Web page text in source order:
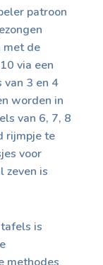
patroon
met de
via een
van 3 en 4
worden in
van 6, 7, 8
rijmpje te
voor
zeven is
is